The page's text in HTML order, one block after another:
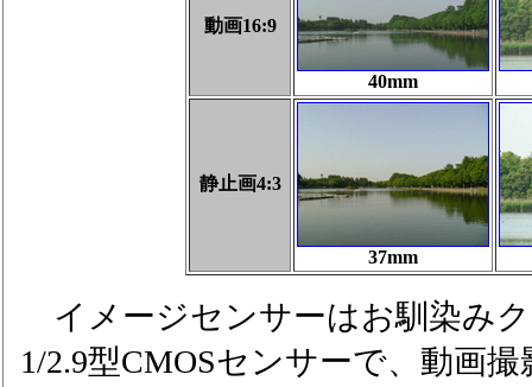
動画16:9
40mm
静止画4:3
37mm
イメージセンサーはお馴染み
1/2.9型CMOSセンサーで、動画